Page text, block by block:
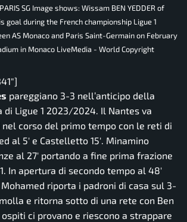
SG Image shows: Wissam BEN YEDDER of
goal during the French championship Ligue 1
AS Monaco and Paris Saint-Germain on February
in Monaco LiveMedia - World Copyright
pareggiano 3-3 nell’anticipo della
di Ligue 1 2023/2024. Il Nantes va
corso del primo tempo con le reti di
al 5′ e Castelletto 15′. Minamino
al 27′ portando a fine prima frazione
In apertura di secondo tempo al 48′
riporta i padroni di casa sul 3-
e ritorna sotto di una rete con Ben
ospiti ci provano e riescono a strappare